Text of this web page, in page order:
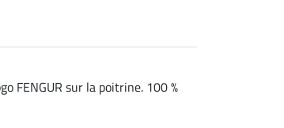
FENGUR sur la poitrine. 100 %